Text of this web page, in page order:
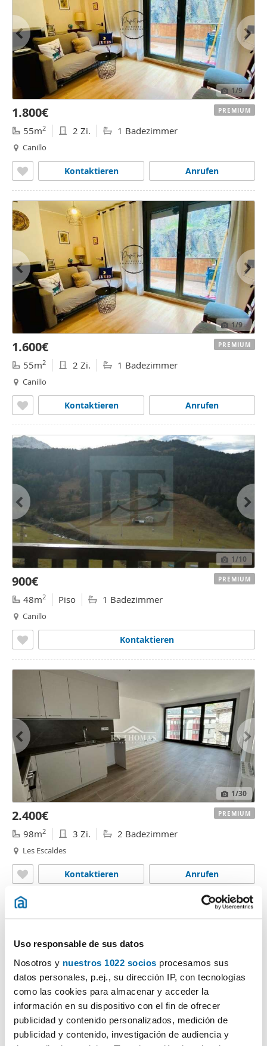
Uso responsable de sus datos
Nosotros y nuestros 1022 socios procesamos sus
datos personales, p.ej., su dirección IP, con tecnologías
como las cookies para almacenar y acceder la
información en su dispositivo con el fin de ofrecer
publicidad y contenido personalizados, medición de
publicidad y contenido, investigación de audiencia y
1/9
1.800€
55m2 2 Zi. 1 Badezimmer
Canillo
Anrufen
Kontaktieren
PREMIUM
1/9
1.600€
55m2 2 Zi. 1 Badezimmer
Canillo
Anrufen
Kontaktieren
PREMIUM
1/10
900€
48m2 Piso 1 Badezimmer
Canillo
Kontaktieren
PREMIUM
1/30
2.400€
98m2 3 Zi. 2 Badezimmer
Les Escaldes
Anrufen
Kontaktieren
PREMIUM